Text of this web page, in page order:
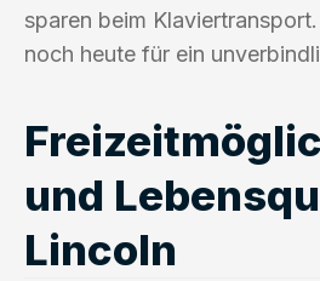
sparen beim
noch heute für ein
und
Lincoln